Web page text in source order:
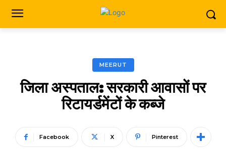
MEERUT
जिला अस्पताल: सरकारी आवासों पर
रिटायर्डमेंटों के कब्जे
Facebook X Pinterest